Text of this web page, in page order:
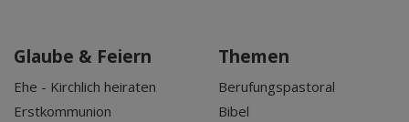
Glaube & Feiern
Ehe - Kirchlich heiraten
Erstkommunion
Themen
Berufungspastoral
Bibel